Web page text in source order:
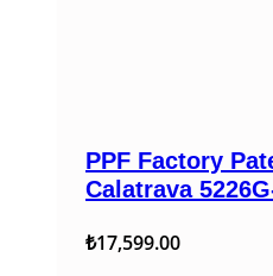
PPF Factory
Calatrava
₺17,599.00